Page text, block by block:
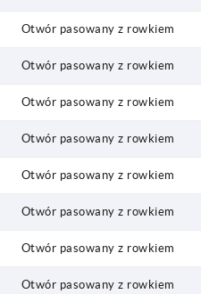
Otwór pasowany z rowkiem
Otwór pasowany z rowkiem
Otwór pasowany z rowkiem
Otwór pasowany z rowkiem
Otwór pasowany z rowkiem
Otwór pasowany z rowkiem
Otwór pasowany z rowkiem
Otwór pasowany z rowkiem